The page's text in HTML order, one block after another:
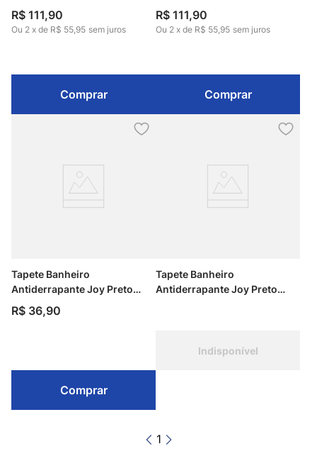
70cm x 130cm Kapazi
R$ 111,90
Ou 2 x de R$ 55,95 sem juros
Comprar
70cm x 130cm Kapazi
R$ 111,90
Ou 2 x de R$ 55,95 sem juros
Comprar
Tapete Banheiro
Antiderrapante Joy Preto
40cm x 60cm Kapazi
R$ 36,90
Comprar
Tapete Banheiro
Antiderrapante Joy Preto
Indisponível
1